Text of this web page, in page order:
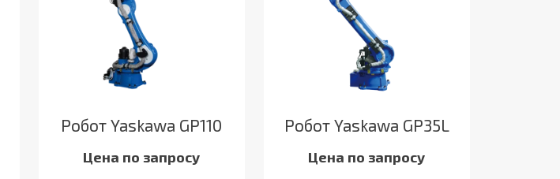
Робот Yaskawa GP110
Цена по запросу
Робот Yaskawa GP35L
Цена по запросу